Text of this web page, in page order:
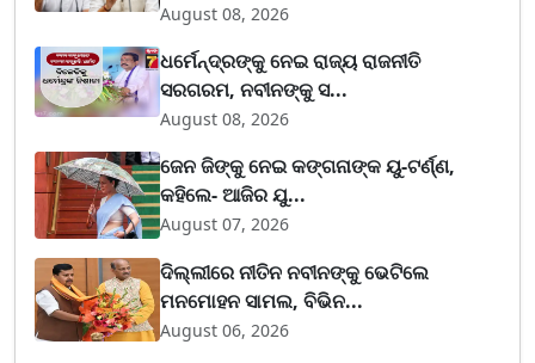
August 08, 2026
ଧର୍ମେନ୍ଦ୍ରଙ୍କୁ ନେଇ ରାଜ୍ୟ ରାଜନୀତି
ସରଗରମ, ନବୀନଙ୍କୁ ସ...
August 08, 2026
ଜେନ ଜିଙ୍କୁ ନେଇ କଙ୍ଗନାଙ୍କ ୟୁ-ଟର୍ଣ୍ଣ,
କହିଲେ- ଆଜିର ଯୁ...
August 07, 2026
ଦିଲ୍ଲୀରେ ନୀତିନ ନବୀନଙ୍କୁ ଭେଟିଲେ
ମନମୋହନ ସାମଲ, ବିଭିନ...
August 06, 2026